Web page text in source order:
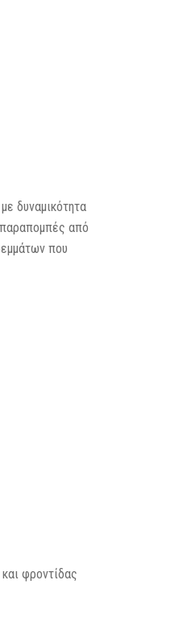
δυναμικότητα
από
που
φροντίδας